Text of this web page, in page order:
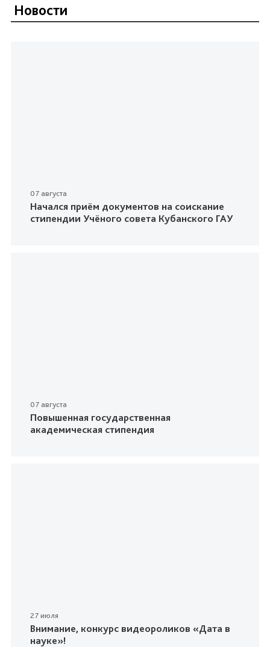
Новости
07 августа
Начался приём документов на соискание
стипендии Учёного совета Кубанского ГАУ
07 августа
Повышенная государственная
академическая стипендия
27 июля
Внимание, конкурс видеороликов «Дата в
науке»!